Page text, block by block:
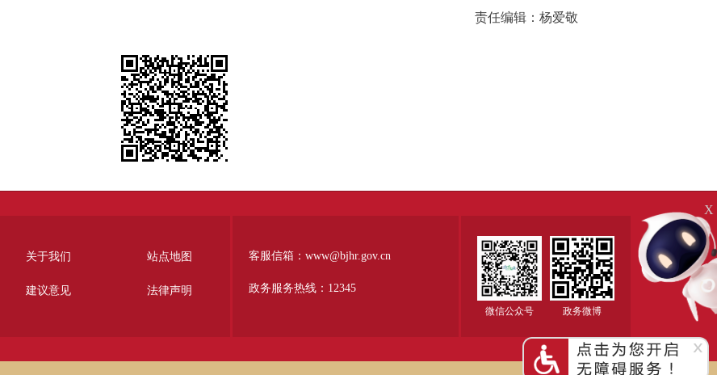
责任编辑：杨爱敬
关于我们 站点地图
建议意见 法律声明
客服信箱：www@bjhr.gov.cn
政务服务热线：12345
微信公众号 政务微博
X